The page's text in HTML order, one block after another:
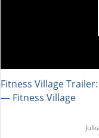
Fitness Village
― Fitness Village